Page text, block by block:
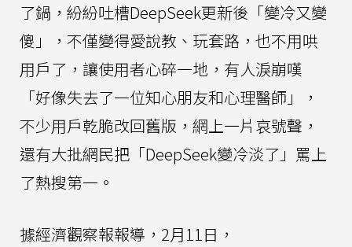
了鍋，紛紛吐槽DeepSeek更新後「變冷又變
傻」，不僅變得愛說教、玩套路，也不用哄
用戶了，讓使用者心碎一地，有人淚崩嘆
「好像失去了一位知心朋友和心理醫師」，
不少用戶乾脆改回舊版，網上一片哀號聲，
還有大批網民把「DeepSeek變冷淡了」罵上
了熱搜第一。
據經濟觀察報報導，2月11日，